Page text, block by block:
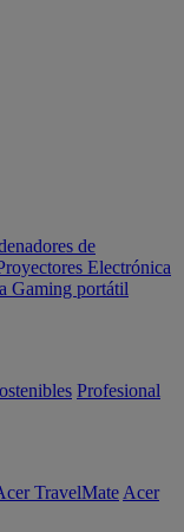
de
Electrónica
Gaming portátil
Profesional
TravelMate Acer